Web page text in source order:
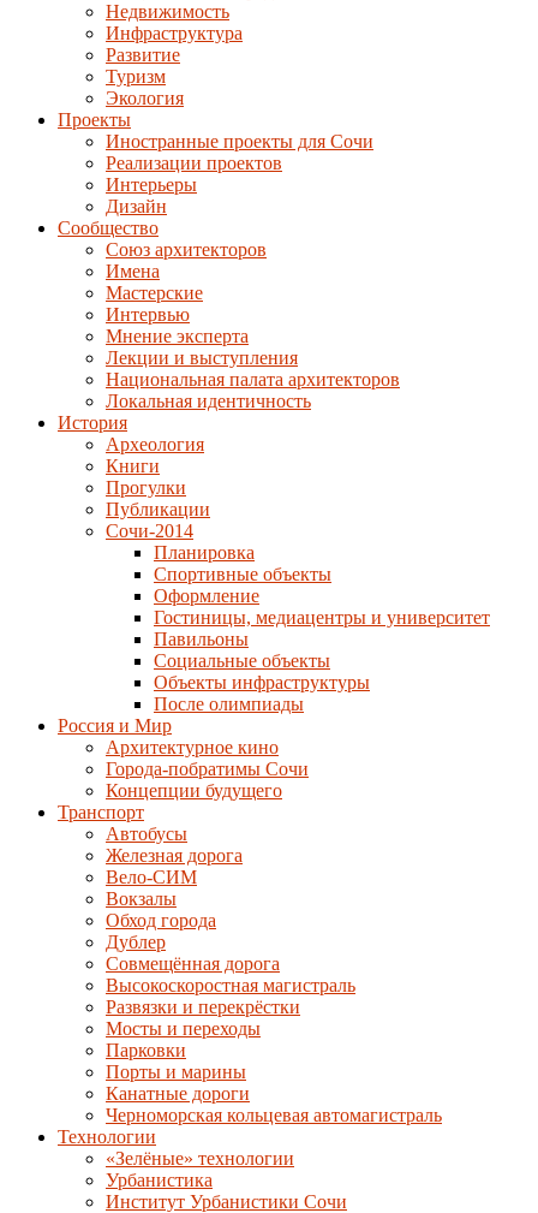
Недвижимость
Инфраструктура
Развитие
Туризм
Экология
Проекты
Иностранные проекты для Сочи
Реализации проектов
Интерьеры
Дизайн
Сообщество
Союз архитекторов
Имена
Мастерские
Интервью
Мнение эксперта
Лекции и выступления
Национальная палата архитекторов
Локальная идентичность
История
Археология
Книги
Прогулки
Публикации
Сочи-2014
Планировка
Спортивные объекты
Оформление
Гостиницы, медиацентры и университет
Павильоны
Социальные объекты
Объекты инфраструктуры
После олимпиады
Россия и Мир
Архитектурное кино
Города-побратимы Сочи
Концепции будущего
Транспорт
Автобусы
Железная дорога
Вело-СИМ
Вокзалы
Обход города
Дублер
Совмещённая дорога
Высокоскоростная магистраль
Развязки и перекрёстки
Мосты и переходы
Парковки
Порты и марины
Канатные дороги
Черноморская кольцевая автомагистраль
Технологии
«Зелёные» технологии
Урбанистика
Институт Урбанистики Сочи